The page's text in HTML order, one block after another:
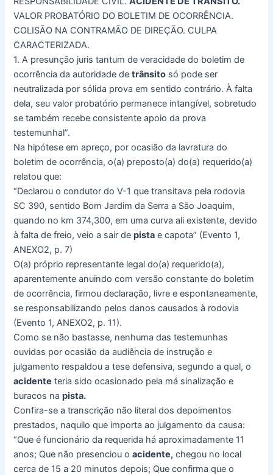
VALOR PROBATÓRIO DO BOLETIM DE OCORRÊNCIA.
COLISÃO NA CONTRAMÃO DE DIREÇÃO. CULPA
CARACTERIZADA.
1. A presunção juris tantum de veracidade do boletim de
ocorrência da autoridade detrânsito só pode ser
neutralizada por sólida prova em sentido contrário. À falta
dela, seu valor probatório permanece intangível, sobretudo
se também recebe consistente apoio da prova
testemunhal”.
Na hipótese em apreço, por ocasião da lavratura do
boletim de ocorrência, o(a) preposto(a) do(a) requerido(a)
relatou que:
“Declarou o condutor do V-1 que transitava pela rodovia
SC 390, sentido Bom Jardim da Serra a São Joaquim,
quando no km 374,300, em uma curva ali existente, devido
à falta de freio, veio a sair depista e capota” (Evento 1,
ANEXO2, p. 7)
O(a) próprio representante legal do(a) requerido(a),
aparentemente anuindo com versão constante do boletim
de ocorrência, firmou declaração, livre e espontaneamente,
se responsabilizando pelos danos causados à rodovia
(Evento 1, ANEXO2, p. 11).
Como se não bastasse, nenhuma das testemunhas
ouvidas por ocasião da audiência de instrução e
julgamento respaldou a tese defensiva, segundo a qual, o
acidente teria sido ocasionado pela má sinalização e
buracos napista.
Confira-se a transcrição não literal dos depoimentos
prestados, naquilo que importa ao julgamento da causa:
“Que é funcionário da requerida há aproximadamente 11
anos; Que não presenciou oacidente, chegou no local
cerca de 15 a 20 minutos depois; Que confirma que o